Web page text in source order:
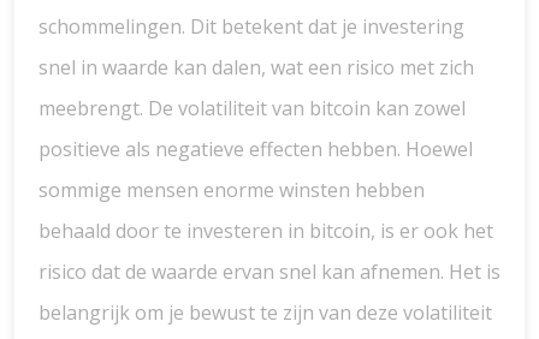
schommelingen. Dit betekent dat je investering
snel in waarde kan dalen, wat een risico met zich
meebrengt. De volatiliteit van bitcoin kan zowel
positieve als negatieve effecten hebben. Hoewel
sommige mensen enorme winsten hebben
behaald door te investeren in bitcoin, is er ook het
risico dat de waarde ervan snel kan afnemen. Het is
belangrijk om je bewust te zijn van deze volatiliteit